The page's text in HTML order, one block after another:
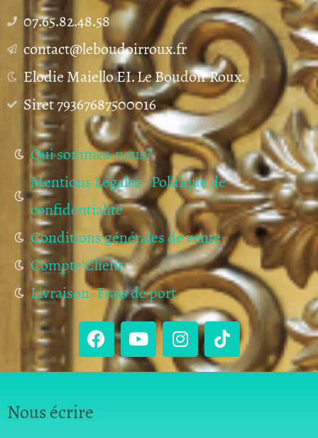
07.65.82.48.58
contact@leboudoirroux.fr
Elodie Maiello EI. Le Boudoir Roux.
Siret 79367687500016
Qui sommes-nous?
Mentions Légales - Politique de
confidentialité
Conditions générales de vente
Compte Client
Livraison- Frais de port
Nous écrire